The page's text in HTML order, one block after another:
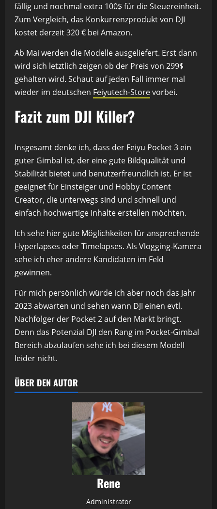
fällig und nochmal extra 100$ für die Steuereinheit.
Zum Vergleich, das Konkurrenzprodukt von DJI
kostet derzeit 320 € bei Amazon.
Ab Mai werden die Modelle ausgeliefert. Erst dann
wird sich letztlich zeigen ob der Preis von 299$
gehalten wird. Schaut auf jeden Fall immer mal
wieder im deutschen Feiyutech-Storevorbei.
Fazit zum DJI Killer?
Insgesamt denke ich, dass der Feiyu Pocket 3 ein
guter Gimbal ist, der eine gute Bildqualität und
Stabilität bietet und benutzerfreundlich ist. Er ist
geeignet für Einsteiger und Hobby Content
Creator, die unterwegs sind und schnell und
einfach hochwertige Inhalte erstellen möchten.
Ich sehe hier gute Möglichkeiten für ansprechende
Hyperlapses oder Timelapses. Als Vlogging-Kamera
sehe ich eher andere Kandidaten im Feld
gewinnen.
Für mich persönlich würde ich aber noch das Jahr
2023 abwarten und sehen wann DJI einen evtl.
Nachfolger der Pocket 2 auf den Markt bringt.
Denn das Potenzial DJI den Rang im Pocket-Gimbal
Bereich abzulaufen sehe ich bei diesem Modell
leider nicht.
ÜBER DEN AUTOR
Rene
Administrator